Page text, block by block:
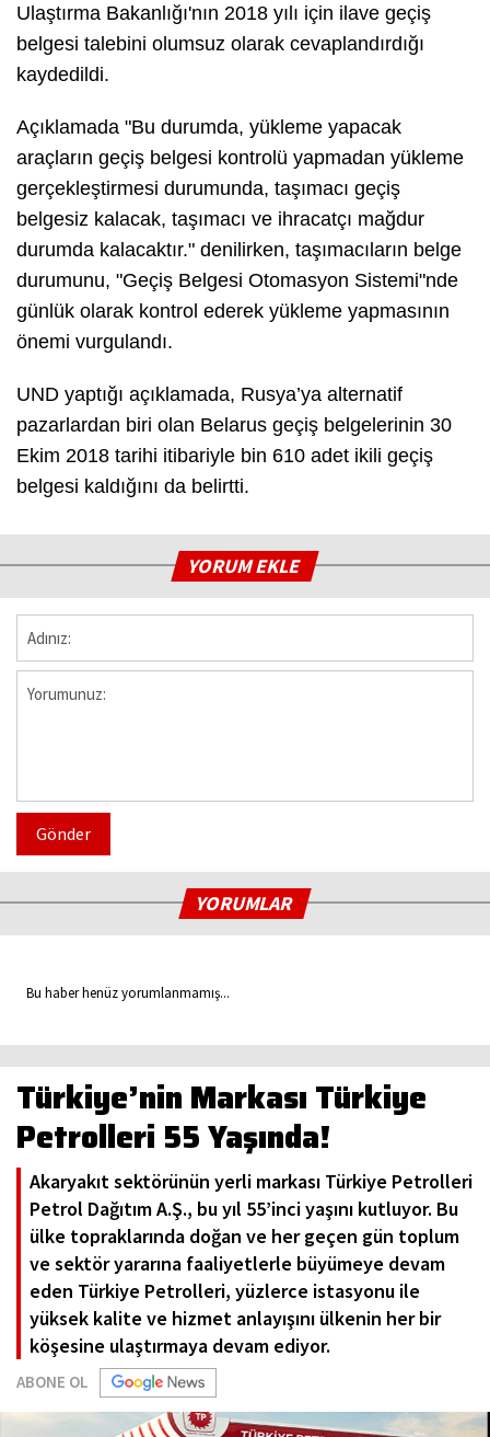
Ulaştırma Bakanlığı'nın 2018 yılı için ilave geçiş
belgesi talebini olumsuz olarak cevaplandırdığı
kaydedildi.
Açıklamada "Bu durumda, yükleme yapacak
araçların geçiş belgesi kontrolü yapmadan yükleme
gerçekleştirmesi durumunda, taşımacı geçiş
belgesiz kalacak, taşımacı ve ihracatçı mağdur
durumda kalacaktır." denilirken, taşımacıların belge
durumunu, "Geçiş Belgesi Otomasyon Sistemi"nde
günlük olarak kontrol ederek yükleme yapmasının
önemi vurgulandı.
UND yaptığı açıklamada, Rusya’ya alternatif
pazarlardan biri olan Belarus geçiş belgelerinin 30
Ekim 2018 tarihi itibariyle bin 610 adet ikili geçiş
belgesi kaldığını da belirtti.
YORUM EKLE
Gönder
YORUMLAR
Bu haber henüz yorumlanmamış...
Türkiye’nin Markası Türkiye
Petrolleri 55 Yaşında!
Akaryakıt sektörünün yerli markası Türkiye Petrolleri
Petrol Dağıtım A.Ş., bu yıl 55’inci yaşını kutluyor. Bu
ülke topraklarında doğan ve her geçen gün toplum
ve sektör yararına faaliyetlerle büyümeye devam
eden Türkiye Petrolleri, yüzlerce istasyonu ile
yüksek kalite ve hizmet anlayışını ülkenin her bir
köşesine ulaştırmaya devam ediyor.
ABONE OL